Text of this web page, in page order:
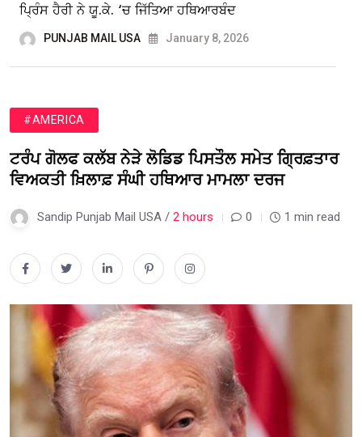
ਪ੍ਰਿੰਸ ਹੈਰੀ ਨੇ ਯੂ.ਕੇ. ‘ਚ ਜਿੱਤਿਆ ਹਥਿਆਰਬੰਦ
PUNJAB MAIL USA January 8, 2026
#AMERICA
ਟਰੰਪ ਗੋਲਫ ਕਲੱਬ ਨੇੜੇ ਲੋਡਿਡ ਪਿਸਤੌਲ ਸਮੇਤ ਗ੍ਰਿਫ਼ਤਾਰ
ਵਿਅਕਤੀ ਖ਼ਿਲਾਫ਼ ਸੰਘੀ ਹਥਿਆਰ ਮਾਮਲਾ ਦਰਜ
Sandip Punjab Mail USA / 2 hours 0 1 min read